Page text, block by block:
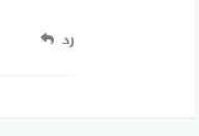
رد